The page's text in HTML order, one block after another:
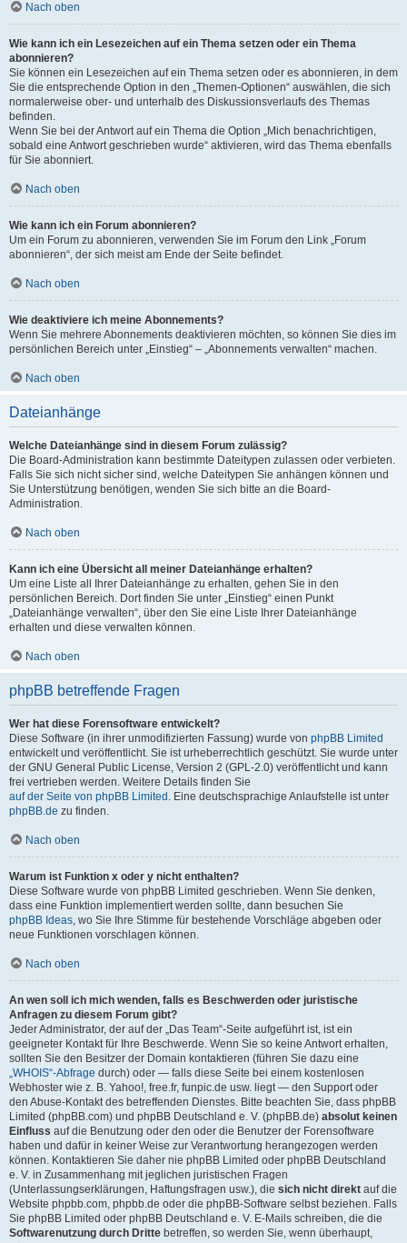
Nach oben
Wie kann ich ein Lesezeichen auf ein Thema setzen oder ein Thema
abonnieren?
Sie können ein Lesezeichen auf ein Thema setzen oder es abonnieren, in dem
Sie die entsprechende Option in den „Themen-Optionen“ auswählen, die sich
normalerweise ober- und unterhalb des Diskussionsverlaufs des Themas
befinden.
Wenn Sie bei der Antwort auf ein Thema die Option „Mich benachrichtigen,
sobald eine Antwort geschrieben wurde“ aktivieren, wird das Thema ebenfalls
für Sie abonniert.
Nach oben
Wie kann ich ein Forum abonnieren?
Um ein Forum zu abonnieren, verwenden Sie im Forum den Link „Forum
abonnieren“, der sich meist am Ende der Seite befindet.
Nach oben
Wie deaktiviere ich meine Abonnements?
Wenn Sie mehrere Abonnements deaktivieren möchten, so können Sie dies im
persönlichen Bereich unter „Einstieg“ – „Abonnements verwalten“ machen.
Nach oben
Dateianhänge
Welche Dateianhänge sind in diesem Forum zulässig?
Die Board-Administration kann bestimmte Dateitypen zulassen oder verbieten.
Falls Sie sich nicht sicher sind, welche Dateitypen Sie anhängen können und
Sie Unterstützung benötigen, wenden Sie sich bitte an die Board-
Administration.
Nach oben
Kann ich eine Übersicht all meiner Dateianhänge erhalten?
Um eine Liste all Ihrer Dateianhänge zu erhalten, gehen Sie in den
persönlichen Bereich. Dort finden Sie unter „Einstieg“ einen Punkt
„Dateianhänge verwalten“, über den Sie eine Liste Ihrer Dateianhänge
erhalten und diese verwalten können.
Nach oben
phpBB betreffende Fragen
Wer hat diese Forensoftware entwickelt?
Diese Software (in ihrer unmodifizierten Fassung) wurde von phpBB Limited
entwickelt und veröffentlicht. Sie ist urheberrechtlich geschützt. Sie wurde unter
der GNU General Public License, Version 2 (GPL-2.0) veröffentlicht und kann
frei vertrieben werden. Weitere Details finden Sie
auf der Seite von phpBB Limited . Eine deutschsprachige Anlaufstelle ist unter
phpBB.de zu finden.
Nach oben
Warum ist Funktion x oder y nicht enthalten?
Diese Software wurde von phpBB Limited geschrieben. Wenn Sie denken,
dass eine Funktion implementiert werden sollte, dann besuchen Sie
phpBB Ideas, wo Sie Ihre Stimme für bestehende Vorschläge abgeben oder
neue Funktionen vorschlagen können.
Nach oben
An wen soll ich mich wenden, falls es Beschwerden oder juristische
Anfragen zu diesem Forum gibt?
Jeder Administrator, der auf der „Das Team“-Seite aufgeführt ist, ist ein
geeigneter Kontakt für Ihre Beschwerde. Wenn Sie so keine Antwort erhalten,
sollten Sie den Besitzer der Domain kontaktieren (führen Sie dazu eine
„WHOIS“-Abfrage durch) oder — falls diese Seite bei einem kostenlosen
Webhoster wie z. B. Yahoo!, free.fr, funpic.de usw. liegt — den Support oder
den Abuse-Kontakt des betreffenden Dienstes. Bitte beachten Sie, dass phpBB
Limited (phpBB.com) und phpBB Deutschland e. V. (phpBB.de) absolut keinen
Einfluss auf die Benutzung oder den oder die Benutzer der Forensoftware
haben und dafür in keiner Weise zur Verantwortung herangezogen werden
können. Kontaktieren Sie daher nie phpBB Limited oder phpBB Deutschland
e. V. in Zusammenhang mit jeglichen juristischen Fragen
(Unterlassungserklärungen, Haftungsfragen usw.), die sich nicht direkt auf die
Website phpbb.com, phpbb.de oder die phpBB-Software selbst beziehen. Falls
Sie phpBB Limited oder phpBB Deutschland e. V. E-Mails schreiben, die die
Softwarenutzung durch Dritte betreffen, so werden Sie, wenn überhaupt,